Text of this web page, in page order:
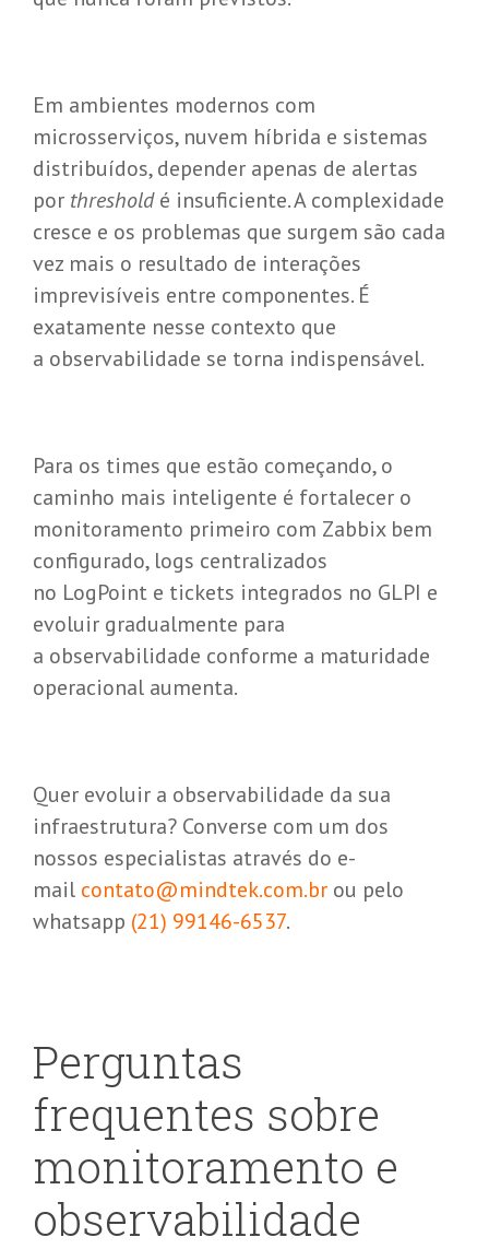
Em ambientes modernos com
microsserviços, nuvem híbrida e sistemas
distribuídos, depender apenas de alertas
por thresholdé insuficiente. A complexidade
cresce e os problemas que surgem são cada
vez mais o resultado de interações
imprevisíveis entre componentes. É
exatamente nesse contexto que
a observabilidade se torna indispensável.
Para os times que estão começando, o
caminho mais inteligente é fortalecer o
monitoramento primeiro com Zabbix bem
configurado, logs centralizados
no LogPoint e tickets integrados no GLPI e
evoluir gradualmente para
a observabilidade conforme a maturidade
operacional aumenta.
Quer evoluir a observabilidade da sua
infraestrutura? Converse com um dos
nossos especialistas através do e-
mail contato@mindtek.com.brou pelo
whatsapp (21) 99146-6537.
Perguntas
frequentes sobre
monitoramento e
observabilidade